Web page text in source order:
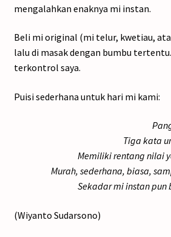
mengalahkan enaknya mi instan.
Beli mi original (mi telur, kwetiau,
lalu di masak dengan bumbu
terkontrol saya.
Puisi sederhana untuk hari mi kami:
Tiga kata
Memiliki rentang nilai
Murah, sederhana, biasa,
Sekadar mi instan
(Wiyanto Sudarsono)